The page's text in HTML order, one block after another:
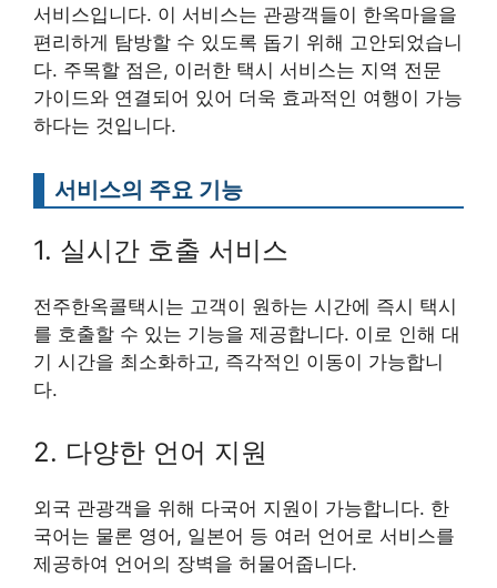
서비스입니다. 이 서비스는 관광객들이 한옥마을을
편리하게 탐방할 수 있도록 돕기 위해 고안되었습니
다. 주목할 점은, 이러한 택시 서비스는 지역 전문
가이드와 연결되어 있어 더욱 효과적인 여행이 가능
하다는 것입니다.
서비스의 주요 기능
1. 실시간 호출 서비스
전주한옥콜택시는 고객이 원하는 시간에 즉시 택시
를 호출할 수 있는 기능을 제공합니다. 이로 인해 대
기 시간을 최소화하고, 즉각적인 이동이 가능합니
다.
2. 다양한 언어 지원
외국 관광객을 위해 다국어 지원이 가능합니다. 한
국어는 물론 영어, 일본어 등 여러 언어로 서비스를
제공하여 언어의 장벽을 허물어줍니다.